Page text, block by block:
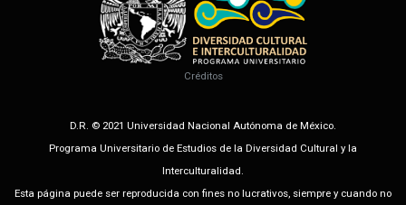
Créditos
D.R. © 2021 Universidad Nacional Autónoma de México.
Programa Universitario de Estudios de la Diversidad Cultural y la
Interculturalidad.
Esta página puede ser reproducida con fines no lucrativos, siempre y cuando no